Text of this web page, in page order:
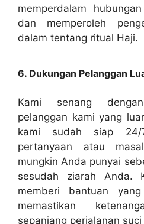
memperdalam
dan memperoleh
dalam tentang ritual Haji.
6. Dukungan Pelanggan
Kami senang
pelanggan kami yang
kami sudah siap 24/
pertanyaan atau
mungkin Anda punyai
sesudah ziarah Anda.
memberi bantuan
memastikan
sepanjang perjalanan suci